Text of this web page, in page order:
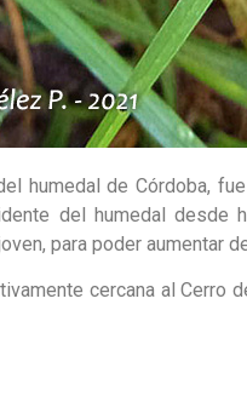
humedal de Córdoba,
del humedal desde
para poder aumentar
cercana al Cerro